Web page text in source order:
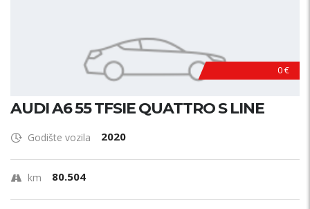
0 €
AUDI A6 55 TFSIE QUATTRO S LINE
Godište vozila 2020
km 80.504